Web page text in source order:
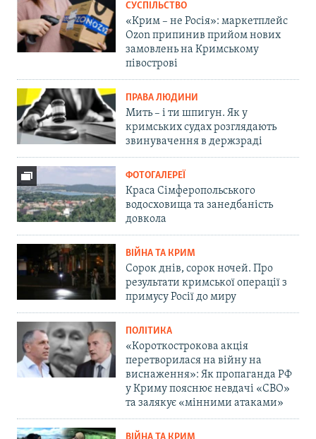
СУСПІЛЬСТВО
«Крим – не Росія»: маркетплейс
Ozon припинив прийом нових
замовлень на Кримському
півострові
ПРАВА ЛЮДИНИ
Мить – і ти шпигун. Як у
кримських судах розглядають
звинувачення в держзраді
ФОТОГАЛЕРЕЇ
Краса Сімферопольського
водосховища та занедбаність
довкола
ВІЙНА ТА КРИМ
Сорок днів, сорок ночей. Про
результати кримської операції з
примусу Росії до миру
ПОЛІТИКА
«Короткострокова акція
перетворилася на війну на
виснаження»: Як пропаганда РФ
у Криму пояснює невдачі «СВО»
та залякує «мінними атаками»